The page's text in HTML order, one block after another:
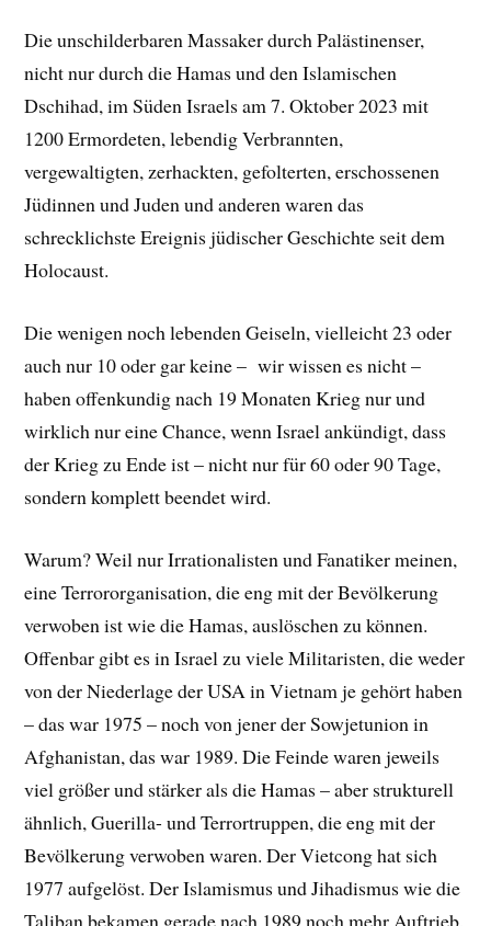
Die unschilderbaren Massaker durch Palästinenser,
nicht nur durch die Hamas und den Islamischen
Dschihad, im Süden Israels am 7. Oktober 2023 mit
1200 Ermordeten, lebendig Verbrannten,
vergewaltigten, zerhackten, gefolterten, erschossenen
Jüdinnen und Juden und anderen waren das
schrecklichste Ereignis jüdischer Geschichte seit dem
Holocaust.
Die wenigen noch lebenden Geiseln, vielleicht 23 oder
auch nur 10 oder gar keine – wir wissen es nicht –
haben offenkundig nach 19 Monaten Krieg nur und
wirklich nur eine Chance, wenn Israel ankündigt, dass
der Krieg zu Ende ist – nicht nur für 60 oder 90 Tage,
sondern komplett beendet wird.
Warum? Weil nur Irrationalisten und Fanatiker meinen,
eine Terrororganisation, die eng mit der Bevölkerung
verwoben ist wie die Hamas, auslöschen zu können.
Offenbar gibt es in Israel zu viele Militaristen, die weder
von der Niederlage der USA in Vietnam je gehört haben
– das war 1975 – noch von jener der Sowjetunion in
Afghanistan, das war 1989. Die Feinde waren jeweils
viel größer und stärker als die Hamas – aber strukturell
ähnlich, Guerilla- und Terrortruppen, die eng mit der
Bevölkerung verwoben waren. Der Vietcong hat sich
1977 aufgelöst. Der Islamismus und Jihadismus wie die
Taliban bekamen gerade nach 1989 noch mehr Auftrieb,